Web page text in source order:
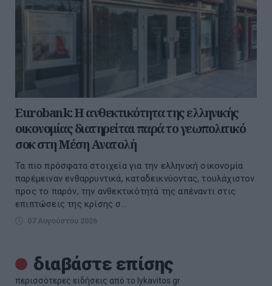
Eurobank: Η ανθεκτικότητα της ελληνικής
οικονομίας διατηρείται παρά το γεωπολιτικό
σοκ στη Μέση Ανατολή
Τα πιο πρόσφατα στοιχεία για την ελληνική οικονομία
παρέμειναν ενθαρρυντικά, καταδεικνύοντας, τουλάχιστον
προς το παρόν, την ανθεκτικότητά της απέναντι στις
επιπτώσεις της κρίσης σ...
07 Αυγούστου 2026
διαβάστε επίσης
περισσότερες ειδήσεις από το lykavitos.gr